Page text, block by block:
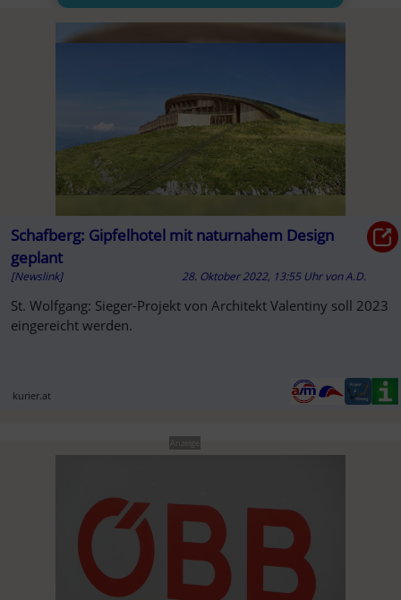
Schafberg: Gipfelhotel mit naturnahem Design
geplant
[Newslink] 28. Oktober 2022, 13:55 Uhr vonA.D.
St. Wolfgang: Sieger-Projekt von Architekt Valentiny soll 2023
eingereicht werden.
kurier.at
Anzeige